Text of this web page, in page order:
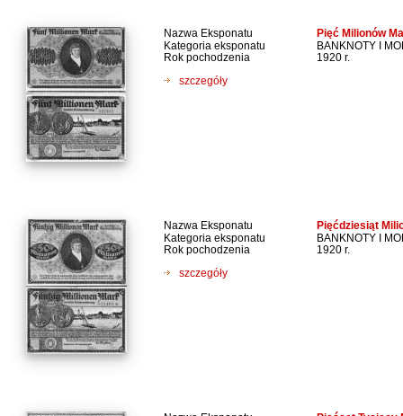
Nazwa Eksponatu Pięć Milionów
Kategoria eksponatu
BANKNOTY I
Rok pochodzenia
1920 r.
szczegóły
Nazwa Eksponatu Pięćdziesiąt
Kategoria eksponatu
BANKNOTY I
Rok pochodzenia
1920 r.
szczegóły